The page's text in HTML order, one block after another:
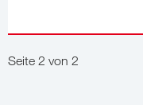
Seite 2 von 2